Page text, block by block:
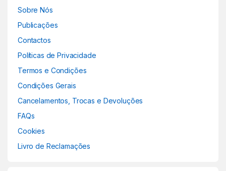
Sobre Nós
Publicações
Contactos
Políticas de Privacidade
Termos e Condições
Condições Gerais
Cancelamentos, Trocas e Devoluções
FAQs
Cookies
Livro de Reclamações